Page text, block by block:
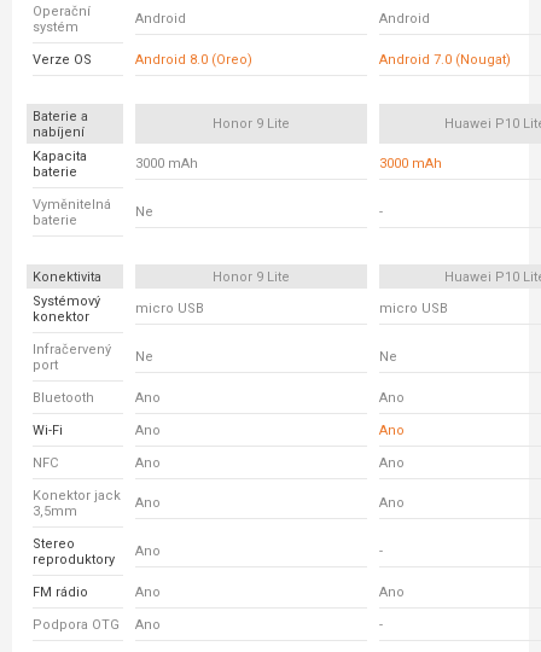
Operační
systém
Android Android
Verze OS Android 8.0 (Oreo) Android 7.0 (Nougat)
Baterie a
nabíjení
Honor 9 Lite Huawei P10
Kapacita
baterie
3000 mAh 3000 mAh
Vyměnitelná
baterie
Ne -
Konektivita Honor 9 Lite
Huawei P10
Systémový
konektor
micro USB micro USB
Infračervený
port
Ne Ne
Bluetooth Ano Ano
Wi-Fi Ano Ano
NFC Ano Ano
Konektor jack
3,5mm
Ano Ano
Stereo
reproduktory
Ano -
FM rádio Ano Ano
Podpora OTG Ano -